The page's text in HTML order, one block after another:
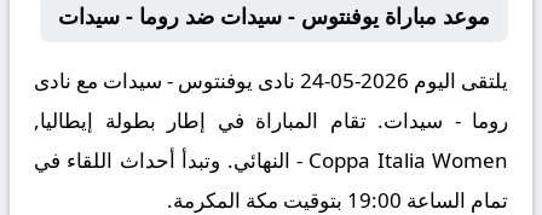
موعد مباراة يوفنتوس - سيدات ضد روما - سيدات
يلتقى اليوم 2026-05-24 نادى يوفنتوس - سيدات مع نادى
روما - سيدات. تقام المباراة في إطار بطولة إيطاليا,
Coppa Italia Women - النهائي. وتبدأ أحداث اللقاء في
تمام الساعة 19:00 بتوقيت مكة المكرمة.